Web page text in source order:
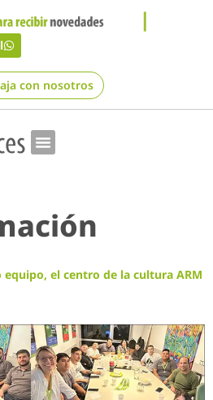
con nosotros
el centro de la cultura ARM